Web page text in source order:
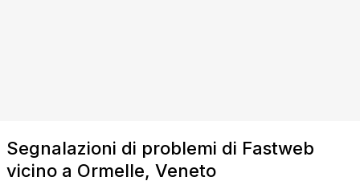
Segnalazioni di problemi di Fastweb
vicino a Ormelle, Veneto